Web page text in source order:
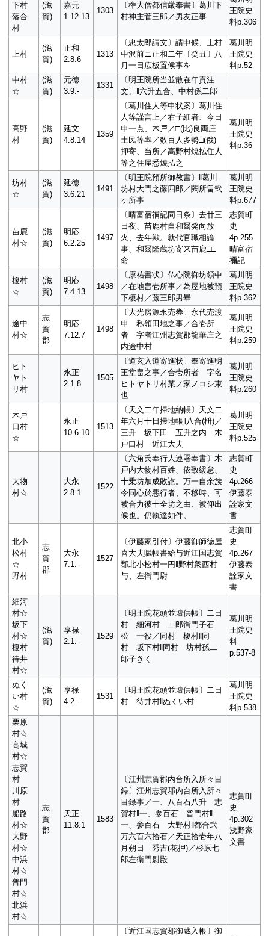
下村
落合
村
(滋
賀)
嘉元
1.12.13
1303
〔権大僧都信厳奉書〕葛川下
村神主菅三郎／男友正事
王院史
料p.306
上村
(滋
賀)
正和
2.8.6
1313
〔忠太郎請文〕請申候、上村
中沢前ニ正和二年〔癸丑〕八
月一日広板置候事を
葛川明
王院史
料p.52
中村
☆
(滋
賀)
元徳
3.9.-
1331
〔明王院所当並散在年貢注
文〕‖六升五合、中村孫二郎
高野
村
(滋
賀)
延文
4.8.14
1359
〔葛川住人等申状案〕葛川住
人等謹言上／右子細者、今日
申一点、木戸／□(比)良両庄
土民等率／数百人多勢□(俄)
押寄、当所／高野村焼払住人
等之住屋悉焼払之
葛川明
王院史
料p.36
坊村
☆
(滋
賀)
延徳
3.6.21
1491
〔明王院預所御教書〕‖葛川
坊村大門之藤四郎／闕所畠弐
ヶ所事
葛川明
王院史
料p.677
苗鹿
村☆
(滋
賀)
明応
6.2.25
1497
〔晴富宿禰記同日条〕去廿三
日夜、苗鹿村自和爾発向放
火、去年歟。就代官職相論
事、和爾隆蔵坊寄来苗鹿□□
命
志賀町
史
4p.255
晴富宿
禰記
榎村
☆
(滋
賀)
明応
7.4.13
1498
〔康祐書状〕仏心院御坊領中
／在地畠壱所事／為屋地被預
下榎村／藤三郎男畢
葛川明
王院史
料p.362
途中
村☆
志
賀
郡
明応
7.12.7
1498
〔大光房源永売券〕永代売渡
申 私領田地之事／合壱所
者 字者江州志賀郡龍華庄之
内途中村
葛川明
王院史
料p.259
ヒト
ヤト
リ村
永正
2.1.8
1505
〔道玄入道寄進状〕奉寄進明
王堂畠之事／合壱所者 字名
ヒトヤトリ村某ノ家ノコシ東
也
葛川明
王院史
料p.260
木戸
口村
☆
永正
10.6.10
1513
〔天文二年掃地納帳〕天文二
年六月十日掃地帳‖八合(枡)／
三升 坂下田 五升之内 木
戸口村 近江大夫
葛川明
王院史
料p.525
大物
村☆
大永
2.8.1
1522
〔六角氏奉行人連署奉書〕木
戸内大物村百姓、依致緩怠、
十乗坊加成敗訖。万一自余族
令同心於悪行者、不移時、可
被合力彼十全坊之由、被仰出
候也。仍執達如件。
志賀町
史
4p.266
伊藤泰
詮家文
書
北小
松村
☆
野村
志
賀
郡
大永
7.1.-
1527
〔伊藤家引付〕伊藤御師徳屋
喜大夫賦帳書給与近江国志賀
郡北小松村一円‖野村衆西村
与、左衛門尉
志賀町
史
4p.267
伊藤泰
詮家文
書
細河
村☆
坂下
村☆
榎村
待井
村☆
(滋
賀)
享禄
2.1.-
1529
〔明王院花頭並壇供帳〕二日
村 細河村 二郎衛門子石
松 一役／同村 榎村‖同
村 坂下村‖同村 坊村孫二
郎子きく
葛川明
王院史
料
p.537-8
ぬく
い村
☆
(滋
賀)
享禄
4.2.-
1531
〔明王院花頭並壇供帳〕二日
村 待井村‖ぬくい村
葛川明
王院史
料p.538
栗原
村☆
高城
村☆
志賀
村
川原
村
船路
村☆
大野
村☆
中浜
村☆
普門
村☆
北浜
村☆
志
賀
郡
天正
11.8.1
1583
〔江州志賀郡内台所入所々目
録〕江州志賀郡内台所入所々
目録事／一、八百石八升 志
賀村‖一、参百石 普門村‖
一、参百石 大野村‖都合弐
万六百六拾石／天正拾壱年八
月朔日 秀吉(花押)／杉原七
郎左衛門尉殿
志賀町
史
4p.302
浅野家
文書
〔近江国志賀郡御蔵入帳〕御